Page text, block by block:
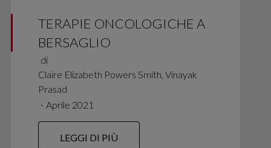
TERAPIE ONCOLOGICHE A
BERSAGLIO
di
Claire Elizabeth Powers Smith, Vinayak
Prasad
∙ Aprile 2021
LEGGI DI PIÙ